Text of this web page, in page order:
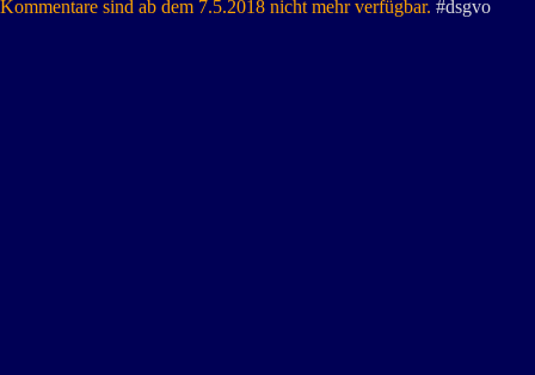
Kommentare sind ab dem 7.5.2018 nicht mehr verfügbar. #dsgvo